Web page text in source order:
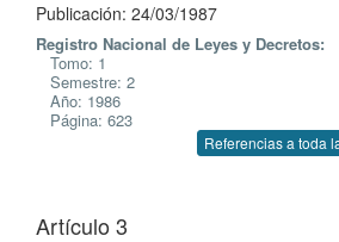
Publicación: 24/03/1987
Registro Nacional de Leyes y Decretos:
Tomo: 1
Semestre: 2
Año: 1986
Página: 623
Referencias a toda
Artículo 3